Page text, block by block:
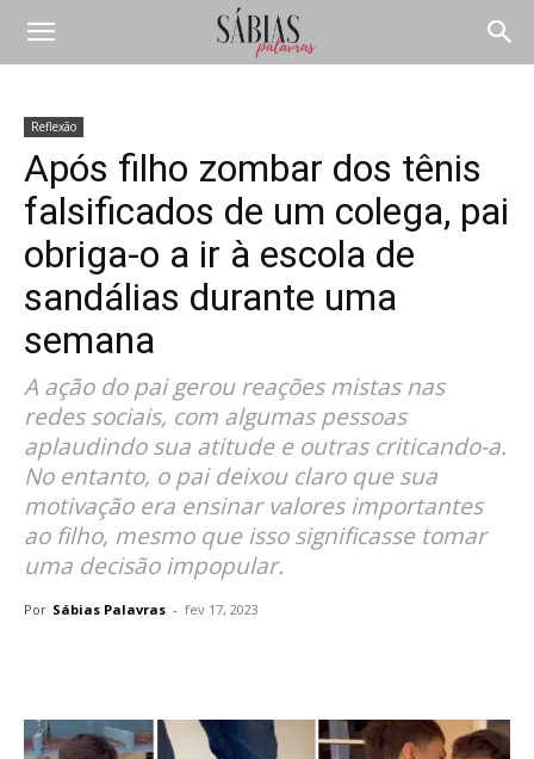
Reflexão
Após filho zombar dos tênis
falsificados de um colega, pai
obriga-o a ir à escola de
sandálias durante uma
semana
A ação do pai gerou reações mistas nas
redes sociais, com algumas pessoas
aplaudindo sua atitude e outras criticando-a.
No entanto, o pai deixou claro que sua
motivação era ensinar valores importantes
ao filho, mesmo que isso significasse tomar
uma decisão impopular.
Por Sábias Palavras - fev 17, 2023